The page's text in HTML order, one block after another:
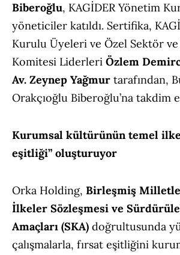
Biberoğlu, KAGİDER Yönetim
yöneticiler katıldı. Sertifika,
Kurulu Üyeleri ve Özel Sektör ve
Komitesi Liderleri Özlem
Av. Zeynep Yağmur tarafından,
Orakçıoğlu Biberoğlu’na takdim
Kurumsal kültürünün temel
eşitliği” oluşturuyor
Orka Holding, Birleşmiş
İlkeler Sözleşmesi ve
Amaçları (SKA) doğrultusunda
çalışmalarla, fırsat eşitliğini